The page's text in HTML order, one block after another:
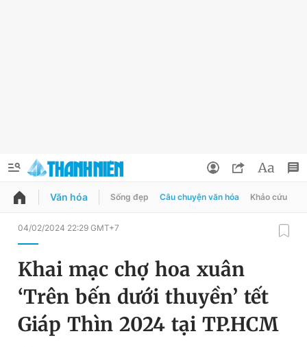
QUẢNG CÁO
Chuyên mục
Chuyên mục khác
Đổi mật khẩu
Tin đã lưu
Tin đã xem
Văn hóa Sống đẹp Câu chuyện văn hóa Khảo cứu
04/02/2024 22:29 GMT+7
Khai mạc chợ hoa xuân
‘Trên bến dưới thuyền’ tết
Giáp Thìn 2024 tại TP.HCM